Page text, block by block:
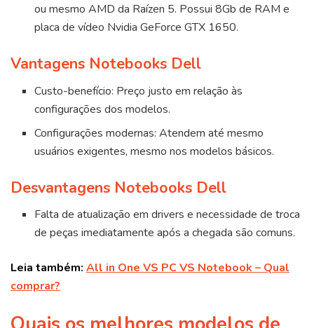
ou mesmo AMD da Raízen 5. Possui 8Gb de RAM e
placa de vídeo Nvidia GeForce GTX 1650.
Vantagens Notebooks Dell
Custo-benefício: Preço justo em relação às
configurações dos modelos.
Configurações modernas: Atendem até mesmo
usuários exigentes, mesmo nos modelos básicos.
Desvantagens Notebooks Dell
Falta de atualização em drivers e necessidade de troca
de peças imediatamente após a chegada são comuns.
Leia também: All in One VS PC VS Notebook – Qual
comprar?